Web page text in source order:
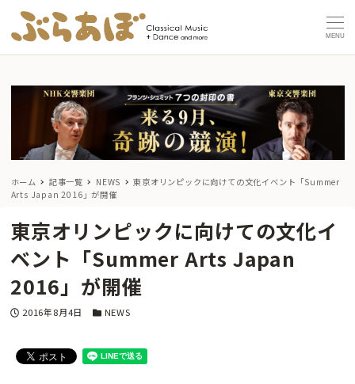
MENU
ホーム 記事一覧 NEWS
東京オリンピックに向けての文化イベント「Summer
Arts Japan 2016」が開催
東京オリンピックに向けての文化イ
ベント「Summer Arts Japan
2016」が開催
投稿日
2016年8月4日 カテゴリー
NEWS